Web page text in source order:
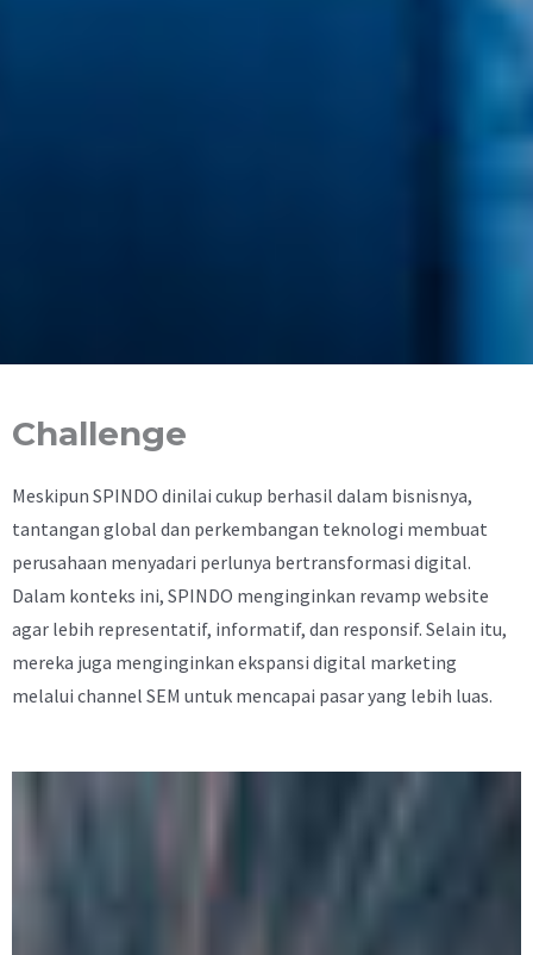
Challenge
Meskipun SPINDO dinilai cukup berhasil dalam bisnisnya,
tantangan global dan perkembangan teknologi membuat
perusahaan menyadari perlunya bertransformasi digital.
Dalam konteks ini, SPINDO menginginkan revamp website
agar lebih representatif, informatif, dan responsif. Selain itu,
mereka juga menginginkan ekspansi digital marketing
melalui channel SEM untuk mencapai pasar yang lebih luas.